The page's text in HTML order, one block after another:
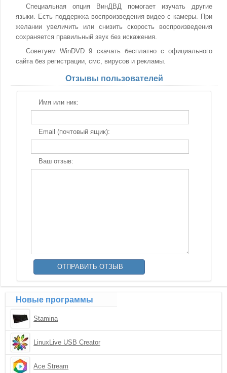
Специальная опция ВинДВД помогает изучать другие
языки. Есть поддержка воспроизведения видео с камеры. При
желании увеличить или снизить скорость воспроизведения
сохраняется правильный звук без искажения.
Советуем WinDVD 9 скачать бесплатно с официального
сайта без регистрации, смс, вирусов и рекламы.
Отзывы пользователей
Имя или ник:
Email (почтовый ящик):
Ваш отзыв:
Новые программы
Stamina
LinuxLive USB Creator
Ace Stream